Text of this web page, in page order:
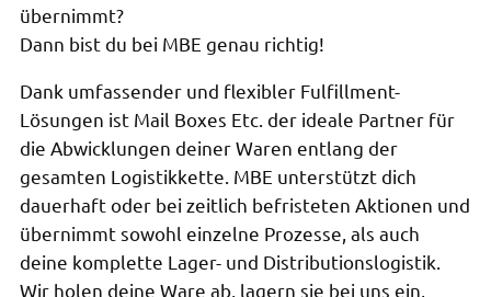
übernimmt?
Dann bist du bei MBE genau richtig!
Dank umfassender und flexibler Fulfillment-
Lösungen ist Mail Boxes Etc. der ideale Partner für
die Abwicklungen deiner Waren entlang der
gesamten Logistikkette. MBE unterstützt dich
dauerhaft oder bei zeitlich befristeten Aktionen und
übernimmt sowohl einzelne Prozesse, als auch
deine komplette Lager- und Distributionslogistik.
Wir holen deine Ware ab, lagern sie bei uns ein,